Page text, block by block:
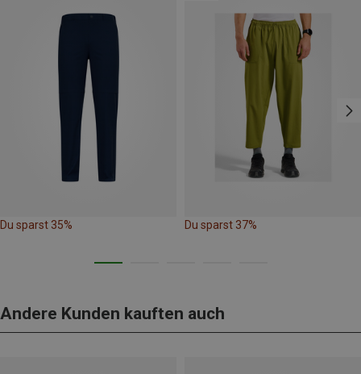
Du sparst 35% Du sparst 37%
Andere Kunden kauften auch